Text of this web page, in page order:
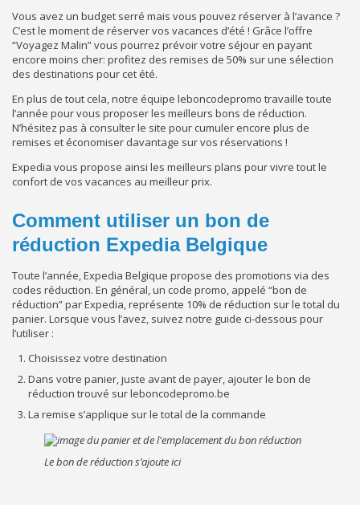
Vous avez un budget serré mais vous pouvez réserver à l’avance ?
C’est le moment de réserver vos vacances d’été ! Grâce l’offre
“Voyagez Malin” vous pourrez prévoir votre séjour en payant
encore moins cher: profitez des remises de 50% sur une sélection
des destinations pour cet été.
En plus de tout cela, notre équipe leboncodepromo travaille toute
l’année pour vous proposer les meilleurs bons de réduction.
N’hésitez pas à consulter le site pour cumuler encore plus de
remises et économiser davantage sur vos réservations !
Expedia vous propose ainsi les meilleurs plans pour vivre tout le
confort de vos vacances au meilleur prix.
Comment utiliser un bon de
réduction Expedia Belgique
Toute l’année, Expedia Belgique propose des promotions via des
codes réduction. En général, un code promo, appelé “bon de
réduction” par Expedia, représente 10% de réduction sur le total du
panier. Lorsque vous l’avez, suivez notre guide ci-dessous pour
l’utiliser :
Choisissez votre destination
Dans votre panier, juste avant de payer, ajouter le bon de
réduction trouvé sur leboncodepromo.be
La remise s’applique sur le total de la commande
Le bon de réduction s’ajoute ici